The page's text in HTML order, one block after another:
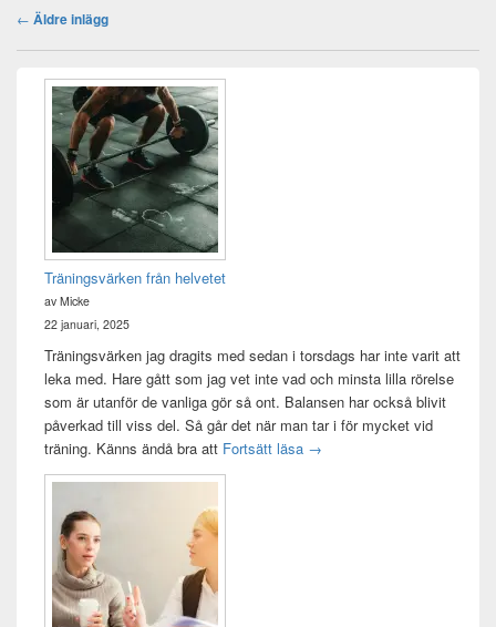
Inläggsnavigering
← Äldre inlägg
Primära
sidofältet
Widget
område
Träningsvärken från helvetet
av Micke
22 januari, 2025
Träningsvärken jag dragits med sedan i torsdags har inte varit att
leka med. Hare gått som jag vet inte vad och minsta lilla rörelse
som är utanför de vanliga gör så ont. Balansen har också blivit
påverkad till viss del. Så går det när man tar i för mycket vid
träning. Känns ändå bra att Fortsätt läsa Träningsvärken från helvetet
→